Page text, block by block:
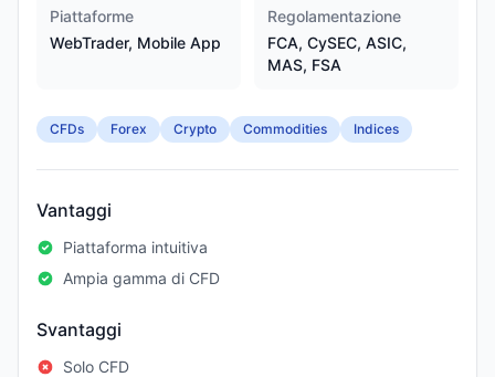
Piattaforme
WebTrader, Mobile App
Regolamentazione
FCA, CySEC, ASIC,
MAS, FSA
CFDs Forex Crypto Commodities Indices
Vantaggi
Piattaforma intuitiva
Ampia gamma di CFD
Svantaggi
Solo CFD